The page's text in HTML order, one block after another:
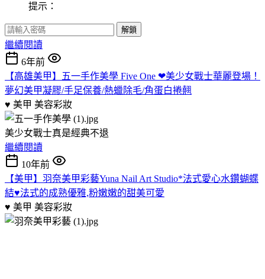
提示：
解鎖
繼續閱讀
6年前
【高雄美甲】五一手作美學 Five One ❤美少女戰士華麗登場！
夢幻美甲凝膠/手足保養/熱蠟除毛/角蛋白捲翹
♥ 美甲 美容彩妝
美少女戰士真是經典不退
繼續閱讀
10年前
【美甲】羽奈美甲彩藝Yuna Nail Art Studio*法式愛心水鑽蝴蝶
結♥法式的成熟優雅,粉嫩嫩的甜美可愛
♥ 美甲 美容彩妝